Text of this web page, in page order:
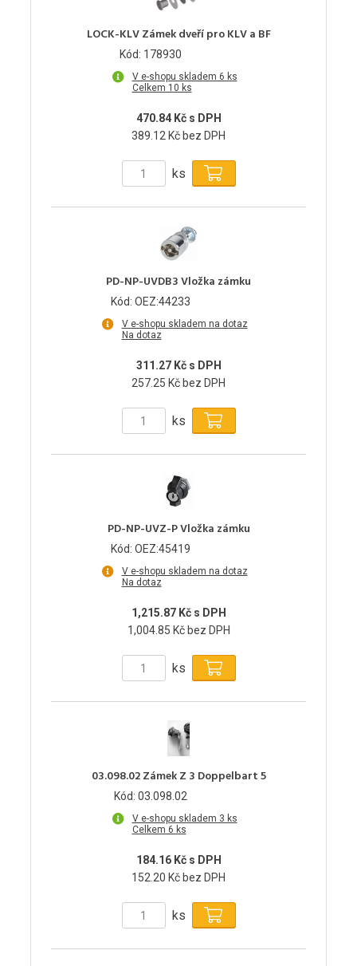
LOCK-KLV Zámek dveří pro KLV a BF
Kód: 178930
V e-shopu skladem 6 ks
Celkem 10 ks
470.84 Kč s DPH
389.12 Kč bez DPH
ks
PD-NP-UVDB3 Vložka zámku
Kód: OEZ:44233
V e-shopu skladem na dotaz
Na dotaz
311.27 Kč s DPH
257.25 Kč bez DPH
ks
PD-NP-UVZ-P Vložka zámku
Kód: OEZ:45419
V e-shopu skladem na dotaz
Na dotaz
1,215.87 Kč s DPH
1,004.85 Kč bez DPH
ks
03.098.02 Zámek Z 3 Doppelbart 5
Kód: 03.098.02
V e-shopu skladem 3 ks
Celkem 6 ks
184.16 Kč s DPH
152.20 Kč bez DPH
ks